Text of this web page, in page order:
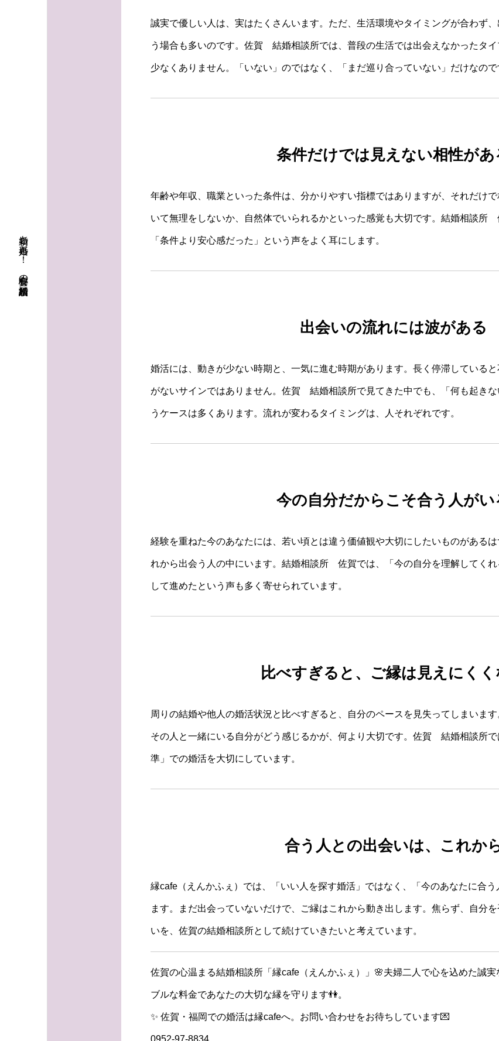
初婚も再婚も！ 安心料金の結婚相談所
誠実で優しい人は、実はたくさんいます。ただ、生活環境やタイミングが合わず
う場合も多いのです。佐賀 結婚相談所では、普段の生活では出会えなかったタ
少なくありません。「いない」のではなく、「まだ巡り合っていない」だけなので
条件だけでは見えない相性があ
年齢や年収、職業といった条件は、分かりやすい指標ではありますが、それだけ
いて無理をしないか、自然体でいられるかといった感覚も大切です。結婚相談所
「条件より安心感だった」という声をよく耳にします。
出会いの流れには波がある
婚活には、動きが少ない時期と、一気に進む時期があります。長く停滞している
がないサインではありません。佐賀 結婚相談所で見てきた中でも、「何も起き
うケースは多くあります。流れが変わるタイミングは、人それぞれです。
今の自分だからこそ合う人がい
経験を重ねた今のあなたには、若い頃とは違う価値観や大切にしたいものがある
れから出会う人の中にいます。結婚相談所 佐賀では、「今の自分を理解してく
して進めたという声も多く寄せられています。
比べすぎると、ご縁は見えにくく
周りの結婚や他人の婚活状況と比べすぎると、自分のペースを見失ってしまいます
その人と一緒にいる自分がどう感じるかが、何より大切です。佐賀 結婚相談所
準」での婚活を大切にしています。
合う人との出会いは、これか
縁cafe（えんかふぇ）では、「いい人を探す婚活」ではなく、「今のあなたに合
ます。まだ出会っていないだけで、ご縁はこれから動き出します。焦らず、自分
いを、佐賀の結婚相談所として続けていきたいと考えています。
佐賀の心温まる結婚相談所「縁cafe（えんかふぇ）」🌸夫婦二人で心を込めた誠
ブルな料金であなたの大切な縁を守ります👫。
✨ 佐賀・福岡での婚活は縁cafeへ。お問い合わせをお待ちしています💌